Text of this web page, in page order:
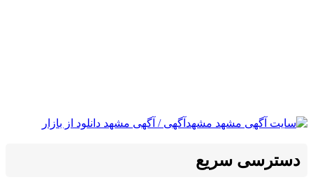
دسترسی سریع